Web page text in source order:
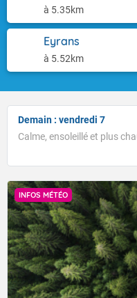
à 5.35km
Eyrans
à 5.52km
Demain : vendredi 7
Calme, ensoleillé et plus
INFOS MÉTÉO